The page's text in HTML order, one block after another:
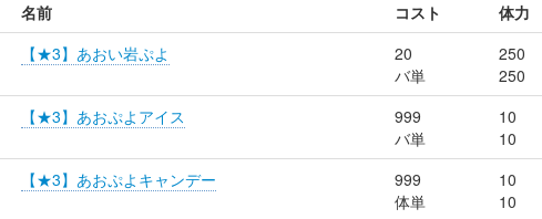
名前 コスト 体力
【★3】あおい岩ぷよ
20
バ単
250
250
【★3】あおぷよアイス
999
バ単
10
10
【★3】あおぷよキャンデー
999
体単
10
10